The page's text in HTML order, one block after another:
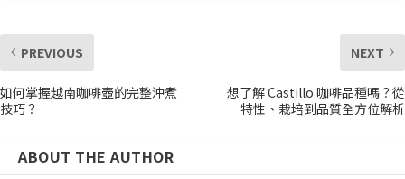
PREVIOUS
如何掌握越南咖啡壺的完整沖煮
技巧？
NEXT
想了解 Castillo 咖啡品種嗎？從
特性、栽培到品質全方位解析
ABOUT THE AUTHOR